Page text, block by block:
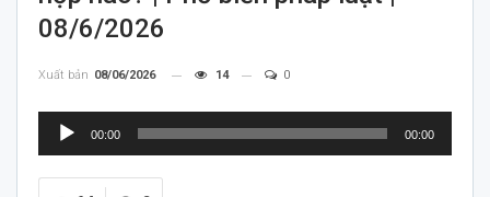
08/6/2026
Xuất bản 08/06/2026 14 0
Trình
Audio
00:00 00:00